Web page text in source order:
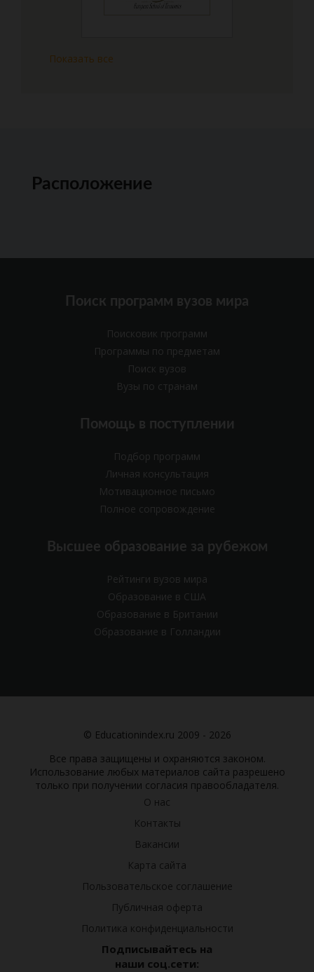
Показать все
Расположение
Поиск программ вузов мира
Поисковик программ
Программы по предметам
Поиск вузов
Вузы по странам
Помощь в поступлении
Подбор программ
Личная консультация
Мотивационное письмо
Полное сопровождение
Высшее образование за рубежом
Рейтинги вузов мира
Образование в США
Образование в Британии
Образование в Голландии
© Educationindex.ru 2009 - 2026
Все права защищены и охраняются законом.
Использование любых материалов сайта разрешено
только при получении согласия правообладателя.
О нас
Контакты
Вакансии
Карта сайта
Пользовательское соглашение
Публичная оферта
Политика конфиденциальности
Подписывайтесь на
наши соц.сети: